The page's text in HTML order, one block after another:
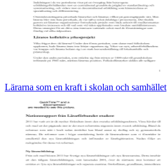
Lärarna som en kraft i skolan och samhället